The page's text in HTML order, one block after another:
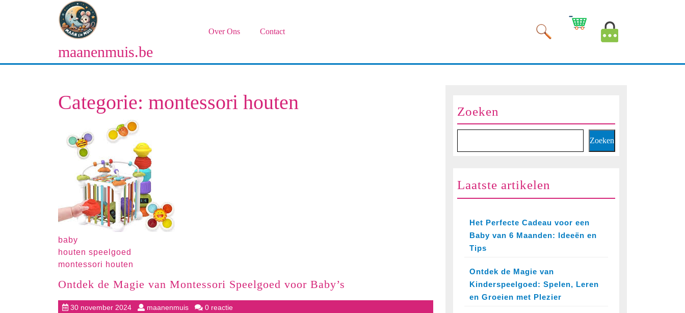
maanenmuis.be
Over Ons Contact
Winkelwagen
afbeelding
Categorie: montessori houten
baby
houten speelgoed
montessori houten
Ontdek de Magie van Montessori Speelgoed voor Baby’s
de
30 november 202430
maanenmuismaanenmuis
0 reactie
Zoeken
Zoeken
Laatste artikelen
Het Perfecte Cadeau voor een
Baby van 6 Maanden: Ideeën en
Tips
Ontdek de Magie van
Kinderspeelgoed: Spelen, Leren
en Groeien met Plezier